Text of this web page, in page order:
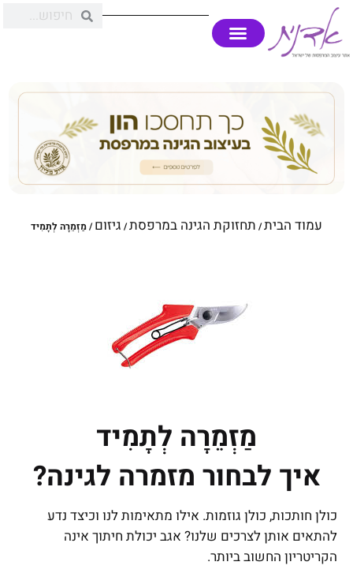
עמוד הבית/ תחזוקת הגינה במרפסת/ גיזום/ מַזְמֵרָה לְתָמִיד
מַזְמֵרָה לְתָמִיד
איך לבחור מזמרה לגינה?
כולן חותכות, כולן גוזמות. אילו מתאימות לנו וכיצד נדע
להתאים אותן לצרכים שלנו? אגב יכולת חיתוך אינה
הקריטריון החשוב ביותר.